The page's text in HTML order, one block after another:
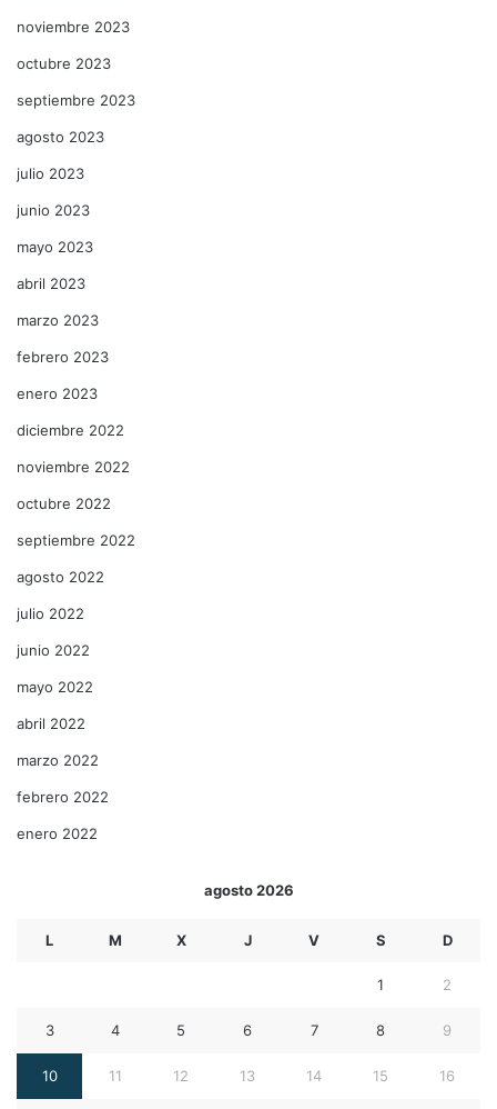
noviembre 2023
octubre 2023
septiembre 2023
agosto 2023
julio 2023
junio 2023
mayo 2023
abril 2023
marzo 2023
febrero 2023
enero 2023
diciembre 2022
noviembre 2022
octubre 2022
septiembre 2022
agosto 2022
julio 2022
junio 2022
mayo 2022
abril 2022
marzo 2022
febrero 2022
enero 2022
agosto 2026
L M X J V S D
1 2
3 4 5 6 7 8 9
10 11 12 13 14 15 16